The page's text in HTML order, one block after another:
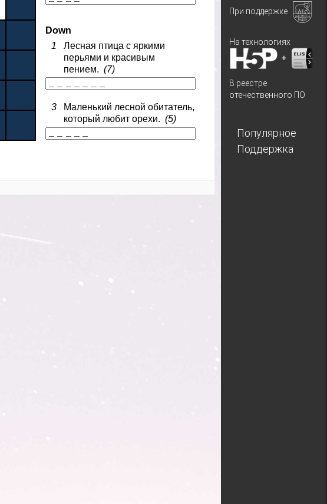
При поддержке
На технологиях
+
В реестре
отечественного ПО
Популярное
Поддержка